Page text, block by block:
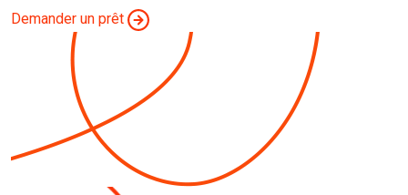
Demander un prêt